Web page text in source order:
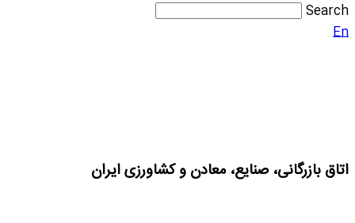
Search
En
اتاق بازرگانی، صنایع، معادن و کشاورزی ایران